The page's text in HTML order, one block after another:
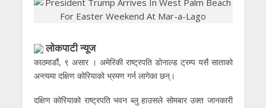
लाेकपाटी न्यूज
काठमाडौं, ९ असार । अमेरिकी राष्ट्रपति डोनाल्ड ट्रम्प यसै साताको
अन्त्यमा दक्षिण कोरियाको भ्रमण गर्न लागेका छन्।
दक्षिण कोरियाको राष्ट्रपति भवन ब्लु हाउसले सोमबार उक्त जानकारी